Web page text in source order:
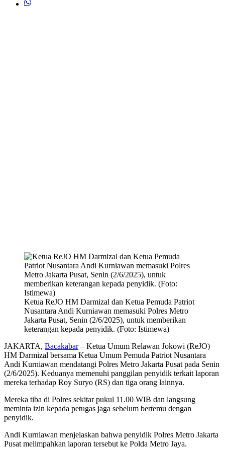
Ketua ReJO HM Darmizal dan Ketua Pemuda Patriot
Nusantara Andi Kurniawan memasuki Polres Metro
Jakarta Pusat, Senin (2/6/2025), untuk memberikan
keterangan kepada penyidik. (Foto: Istimewa)
JAKARTA, Bacakabar– Ketua Umum Relawan Jokowi (ReJO)
HM Darmizal bersama Ketua Umum Pemuda Patriot Nusantara
Andi Kurniawan mendatangi Polres Metro Jakarta Pusat pada Senin
(2/6/2025). Keduanya memenuhi panggilan penyidik terkait laporan
mereka terhadap Roy Suryo (RS) dan tiga orang lainnya.
Mereka tiba di Polres sekitar pukul 11.00 WIB dan langsung
meminta izin kepada petugas jaga sebelum bertemu dengan
penyidik.
Andi Kurniawan menjelaskan bahwa penyidik Polres Metro Jakarta
Pusat melimpahkan laporan tersebut ke Polda Metro Jaya.